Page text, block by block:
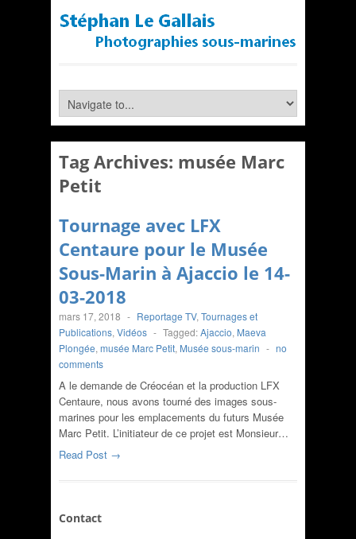
Tag Archives: musée Marc
Petit
Tournage avec LFX
Centaure pour le Musée
Sous-Marin à Ajaccio le 14-
03-2018
mars 17, 2018 - Reportage TV, Tournages et
Publications, Vidéos - Tagged:Ajaccio, Maeva
Plongée, musée Marc Petit, Musée sous-marin - no
comments
A le demande de Créocéan et la production LFX
Centaure, nous avons tourné des images sous-
marines pour les emplacements du futurs Musée
Marc Petit. L’initiateur de ce projet est Monsieur…
Read Post →
Contact